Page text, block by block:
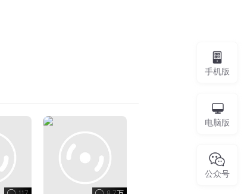
手机版
电脑版
公众号